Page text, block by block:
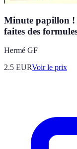
Minute papillon !
faites des
Hermé GF
2.5 EURVoir le prix